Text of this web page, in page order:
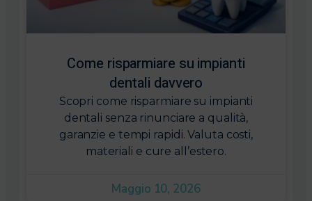
Come risparmiare su impianti
dentali davvero
Scopri come risparmiare su impianti
dentali senza rinunciare a qualità,
garanzie e tempi rapidi. Valuta costi,
materiali e cure all’estero.
Maggio 10, 2026